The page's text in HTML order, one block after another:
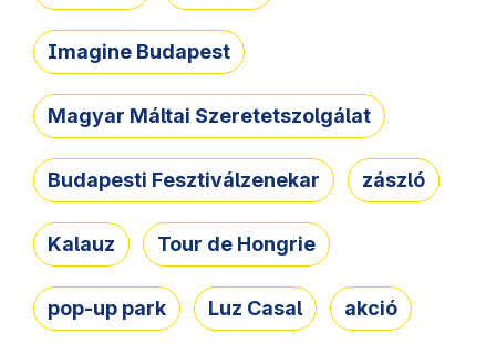
Imagine Budapest
Magyar Máltai Szeretetszolgálat
Budapesti Fesztiválzenekar zászló
Kalauz Tour de Hongrie
pop-up park Luz Casal akció